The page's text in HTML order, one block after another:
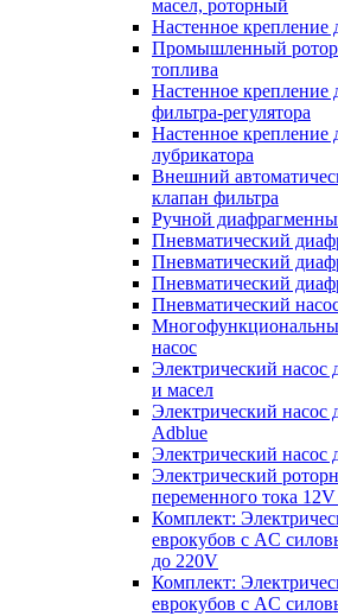
масел, роторный
Настенное крепление
Промышленный
топлива
Настенное крепление
фильтра-регулятора
Настенное крепление
лубрикатора
Внешний
клапан фильтра
Ручной
Пневматический
Пневматический
Пневматический
Пневматический
насос
Электрический насос
и масел
Электрический насос
Adblue
Электрический насос
Электрический
переменного тока
Комплект:
еврокубов с AC
до 220V
Комплект:
еврокубов с AC